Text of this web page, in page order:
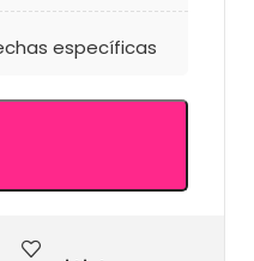
específicas